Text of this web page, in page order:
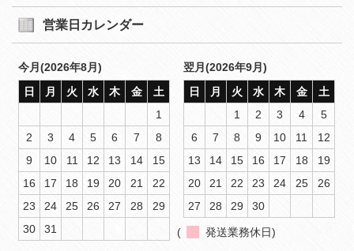
営業日カレンダー
今月(2026年8月)
日
月 火 水 木 金
土
1
2
3 4 5 6 7
8
9
10 11 12 13 14
15
16
17 18 19 20 21
22
23
24 25 26 27 28
29
30
31
翌月(2026年9月)
日
月 火 水 木 金
土
1
2 3 4
5
6
7 8 9 10 11
12
13
14 15 16 17 18
19
20
21 22 23 24 25
26
27
28 29 30
( 発送業務休日)